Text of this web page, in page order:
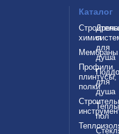
Каталог
химия
Мембраны
Профили,
плинтусы,
полки
для
душа
для
душа
пол